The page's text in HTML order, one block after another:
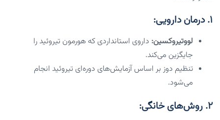
۱. درمان دارویی:
لووتیروکسین: داروی استانداردی که هورمون تیروئید را
جایگزین می‌کند.
تنظیم دوز بر اساس آزمایش‌های دوره‌ای تیروئید انجام
می‌شود.
۲. روش‌های خانگی: